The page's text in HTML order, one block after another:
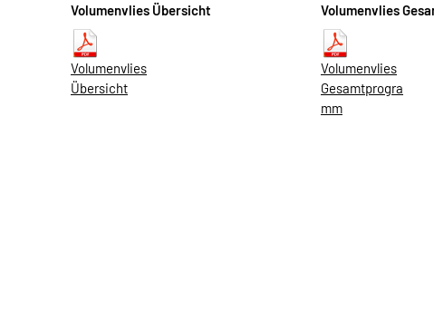
Volumenvlies Übersicht
Volumenvlies
Übersicht
Volumenvlies
Volumenvlies
Gesamtprogra
mm